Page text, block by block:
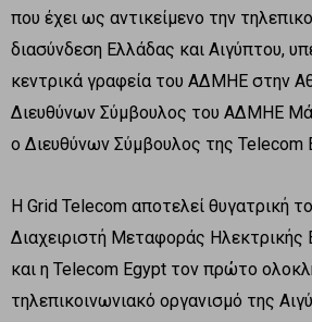
που έχει ως αντικείμενο την
διασύνδεση Ελλάδας και Αιγύπτου,
κεντρικά γραφεία του ΑΔΜΗΕ στην
Διευθύνων Σύμβουλος του ΑΔΜΗΕ
ο Διευθύνων Σύμβουλος της Telecom
Η Grid Telecom αποτελεί θυγατρική
Διαχειριστή Μεταφοράς
και η Telecom Egypt τον πρώτο
τηλεπικοινωνιακό οργανισμό της